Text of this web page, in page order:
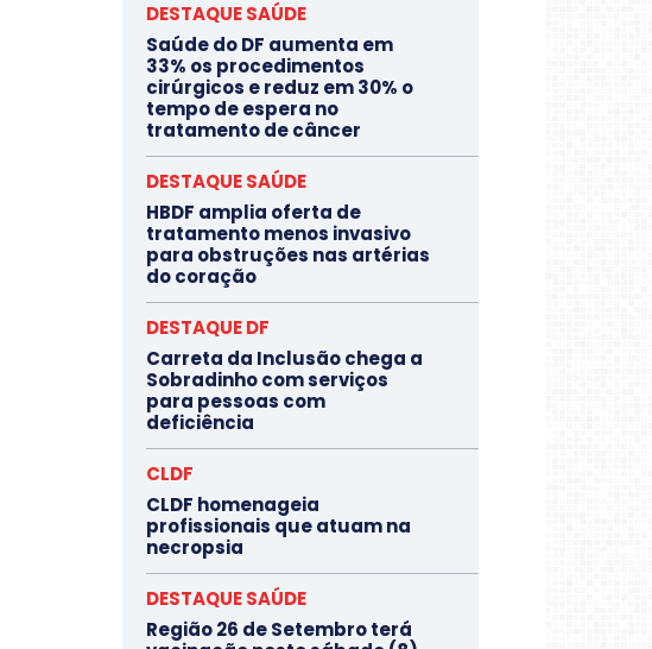
DESTAQUE SAÚDE
Saúde do DF aumenta em
33% os procedimentos
cirúrgicos e reduz em 30% o
tempo de espera no
tratamento de câncer
DESTAQUE SAÚDE
HBDF amplia oferta de
tratamento menos invasivo
para obstruções nas artérias
do coração
DESTAQUE DF
Carreta da Inclusão chega a
Sobradinho com serviços
para pessoas com
deficiência
CLDF
CLDF homenageia
profissionais que atuam na
necropsia
DESTAQUE SAÚDE
Região 26 de Setembro terá